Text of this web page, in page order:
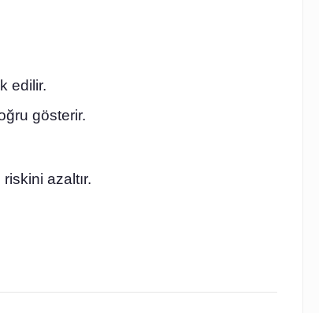
edilir.
gösterir.
azaltır.